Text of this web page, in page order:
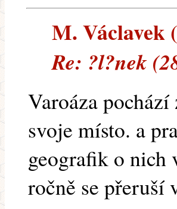
M. Václavek
Re: ?l?nek
Varoáza
svoje místo. a
geografik o nich
ročně se přeruší